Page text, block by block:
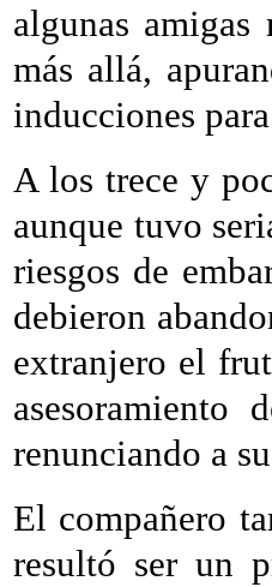
algunas amigas
más allá,
inducciones
A los trece y
aunque tuvo
riesgos de
debieron
extranjero el
asesoramiento
renunciando a
El compañero
resultó ser un